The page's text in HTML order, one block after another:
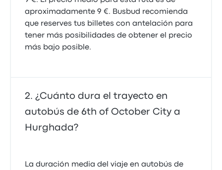
aproximadamente 9 €. Busbud recomienda
que reserves tus billetes con antelación para
tener más posibilidades de obtener el precio
más bajo posible.
¿Cuánto dura el trayecto en
autobús de 6th of October City a
Hurghada?
La duración media del viaje en autobús de